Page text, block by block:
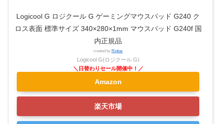
Logicool G ロジクール G ゲーミングマウスパッド G240 ク
ロス表面 標準サイズ 340×280×1mm マウスパッド G240f 国
内正規品
created by Rinker
Logicool G(ロジクール G)
Amazon
楽天市場